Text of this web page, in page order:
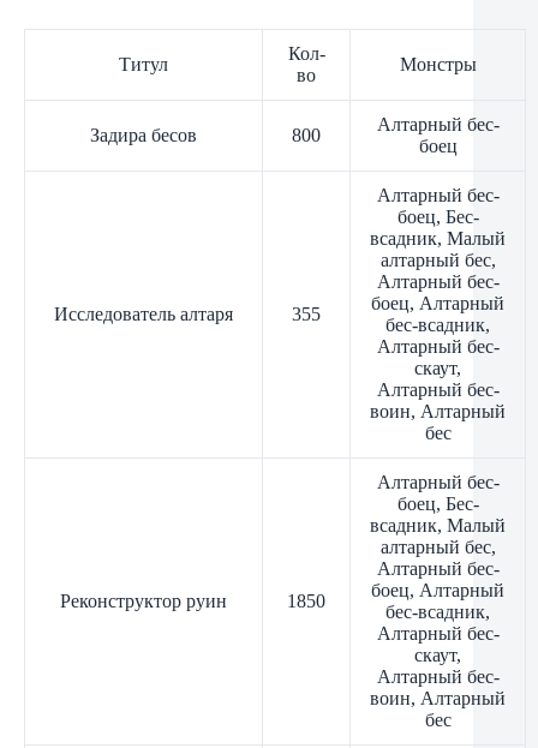
Титул
Кол-
во
Монстры
Задира бесов 800
Алтарный бес-
боец
Исследователь алтаря 355
Алтарный бес-
боец, Бес-
всадник, Малый
алтарный бес,
Алтарный бес-
боец, Алтарный
бес-всадник,
Алтарный бес-
скаут,
Алтарный бес-
воин, Алтарный
бес
Реконструктор руин 1850
Алтарный бес-
боец, Бес-
всадник, Малый
алтарный бес,
Алтарный бес-
боец, Алтарный
бес-всадник,
Алтарный бес-
скаут,
Алтарный бес-
воин, Алтарный
бес